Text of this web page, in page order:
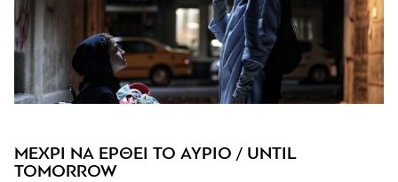
ΜΕΧΡΙ ΝΑ ΕΡΘΕΙ ΤΟ ΑΥΡΙΟ / UNTIL
TOMORROW